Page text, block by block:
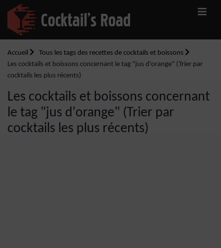
Accueil
Tous les tags des recettes de cocktails et boissons
Les cocktails et boissons concernant le tag "jus d'orange" (Trier par
cocktails les plus récents)
Les cocktails et boissons concernant
le tag "jus d'orange" (Trier par
cocktails les plus récents)